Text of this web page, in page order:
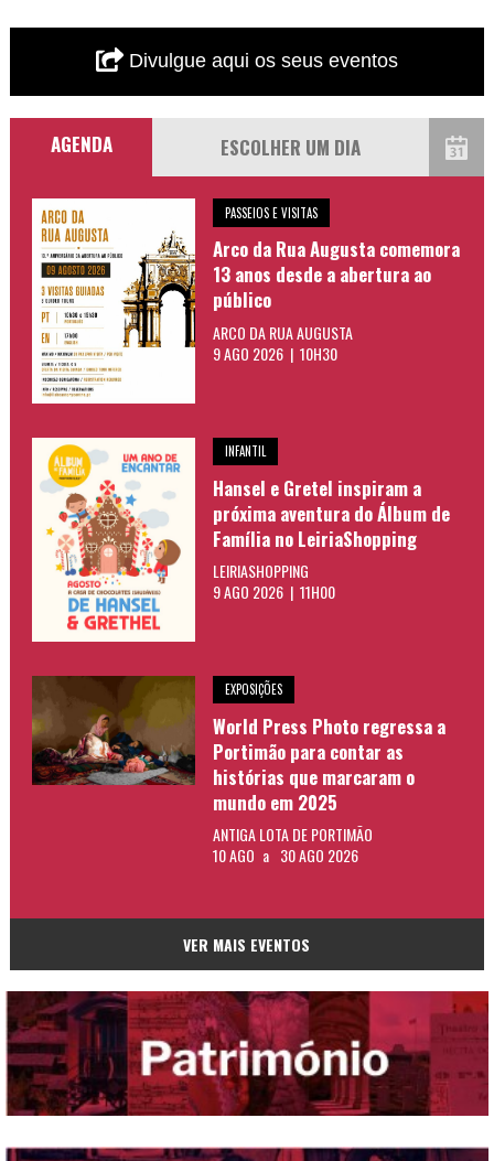
Divulgue aqui os seus eventos
AGENDA
PASSEIOS E VISITAS
Arco da Rua Augusta comemora
13 anos desde a abertura ao
público
ARCO DA RUA AUGUSTA
9 AGO 2026 | 10H30
INFANTIL
Hansel e Gretel inspiram a
próxima aventura do Álbum de
Família no LeiriaShopping
LEIRIASHOPPING
9 AGO 2026 | 11H00
EXPOSIÇÕES
World Press Photo regressa a
Portimão para contar as
histórias que marcaram o
mundo em 2025
ANTIGA LOTA DE PORTIMÃO
10 AGO a 30 AGO 2026
VER MAIS EVENTOS